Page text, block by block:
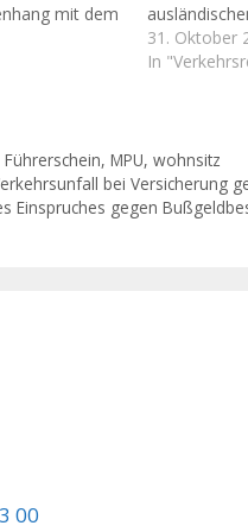
mit dem
kommt es
Fragen im
gesagt,
Deutschland
Wunder: die
die
31. Oktober
In
Führerschein,MPU,wohnsitz
bei Versicherung
Einspruches gegen
00